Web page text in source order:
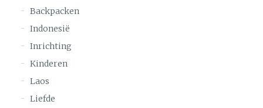
Backpacken
Indonesië
Inrichting
Kinderen
Laos
Liefde